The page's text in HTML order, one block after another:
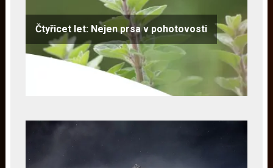
Čtyřicet let: Nejen prsa v pohotovosti